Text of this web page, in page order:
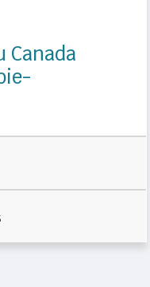
Canada